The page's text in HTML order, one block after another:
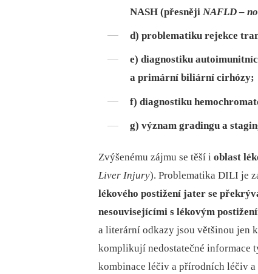
NASH (přesněji NAFLD –
d) problematiku rejekce
e) diagnostiku
a primární biliární cirhózy;
f) diagnostiku
g) význam gradingu a
Zvýšenému zájmu se těší i oblast
Liver Injury). Problematika DILI je
lékového postižení jater se
nesouvisejícími s lékovým
a literární odkazy jsou většinou jen
komplikují nedostatečné informace
kombinace léčiv a přírodních léčiv